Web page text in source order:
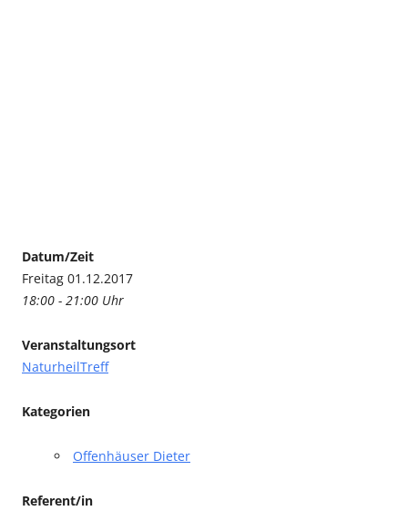
Datum/Zeit
Freitag 01.12.2017
18:00 - 21:00 Uhr
Veranstaltungsort
NaturheilTreff
Kategorien
Offenhäuser Dieter
Referent/in